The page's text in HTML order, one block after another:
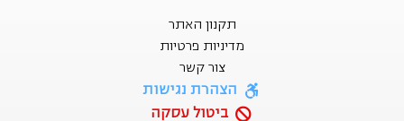
תקנון האתר
מדיניות פרטיות
צור קשר
הצהרת נגישות
ביטול עסקה